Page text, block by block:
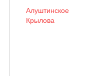
Алуштинское
Крылова